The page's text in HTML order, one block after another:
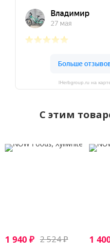
IHerbgroup.ru на
C этим
1 940 ₽ 2 524₽ 1